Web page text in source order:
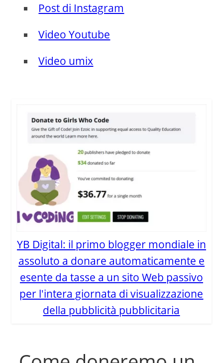
Post di Instagram
Video Youtube
Video umix
YB Digital: il primo blogger mondiale in
assoluto a donare automaticamente e
esente da tasse a un sito Web passivo
per l'intera giornata di visualizzazione
della pubblicità pubblicitaria